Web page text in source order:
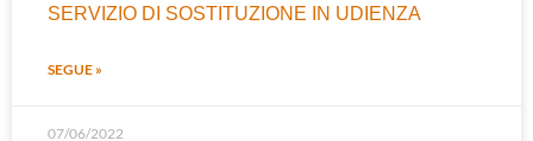
SERVIZIO DI SOSTITUZIONE IN UDIENZA
SEGUE »
07/06/2022